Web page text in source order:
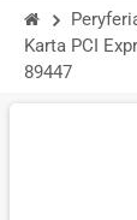
Karta PCI
89447